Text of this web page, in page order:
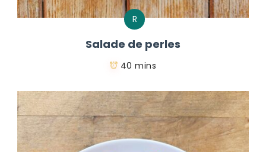
R
Salade de perles
40 mins